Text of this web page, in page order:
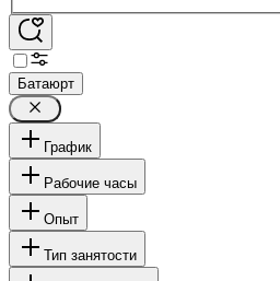
Батаюрт
График
Рабочие часы
Опыт
Тип занятости